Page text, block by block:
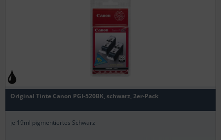
Original Tinte Canon PGI-520BK, schwarz, 2er-Pack
je 19ml pigmentiertes Schwarz